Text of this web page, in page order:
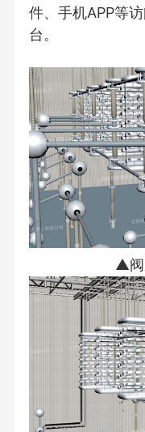
件、手机APP等
台。
▲阀